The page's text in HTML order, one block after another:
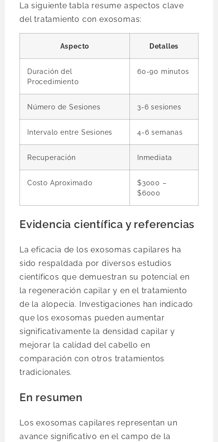
La siguiente tabla resume aspectos clave
del tratamiento con exosomas:
Aspecto Detalles
Duración del
Procedimiento
60-90 minutos
Número de Sesiones 3-6 sesiones
Intervalo entre Sesiones 4-6 semanas
Recuperación Inmediata
Costo Aproximado
$3000 –
$6000
Evidencia científica y referencias
La eficacia de los exosomas capilares ha
sido respaldada por diversos estudios
científicos que demuestran su potencial en
la regeneración capilar y en el tratamiento
de la alopecia. Investigaciones han indicado
que los exosomas pueden aumentar
significativamente la densidad capilar y
mejorar la calidad del cabello en
comparación con otros tratamientos
tradicionales.
En resumen
Los exosomas capilares representan un
avance significativo en el campo de la